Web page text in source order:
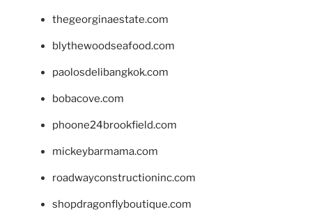
thegeorginaestate.com
blythewoodseafood.com
paolosdelibangkok.com
bobacove.com
phoone24brookfield.com
mickeybarmama.com
roadwayconstructioninc.com
shopdragonflyboutique.com